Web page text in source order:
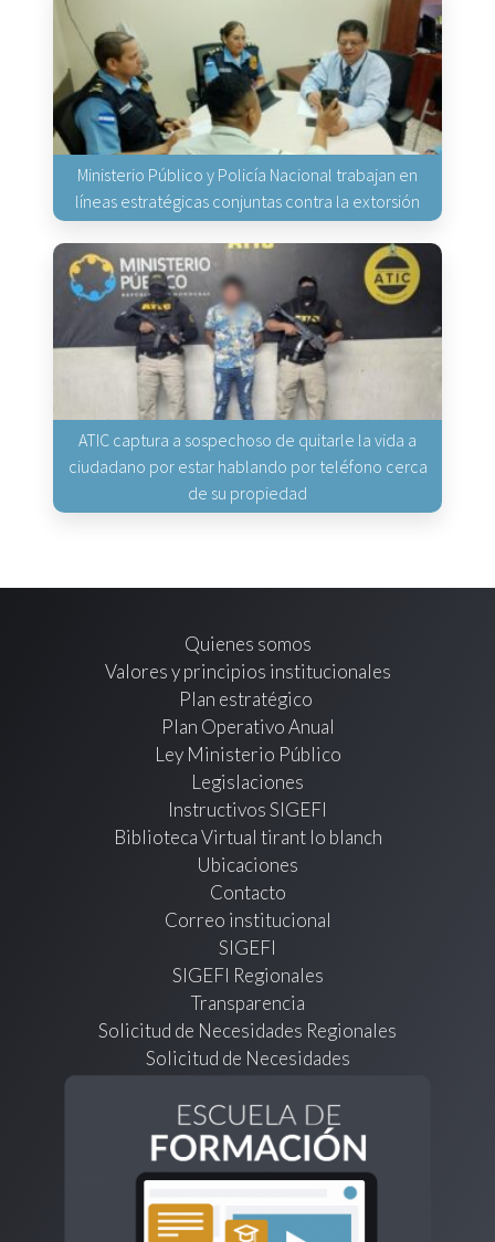
Ministerio Público y Policía Nacional trabajan en
líneas estratégicas conjuntas contra la extorsión
ATIC captura a sospechoso de quitarle la vida a
ciudadano por estar hablando por teléfono cerca
de su propiedad
Quienes somos
Valores y principios institucionales
Plan estratégico
Plan Operativo Anual
Ley Ministerio Público
Legislaciones
Instructivos SIGEFI
Biblioteca Virtual tirant lo blanch
Ubicaciones
Contacto
Correo institucional
SIGEFI
SIGEFI Regionales
Transparencia
Solicitud de Necesidades Regionales
Solicitud de Necesidades